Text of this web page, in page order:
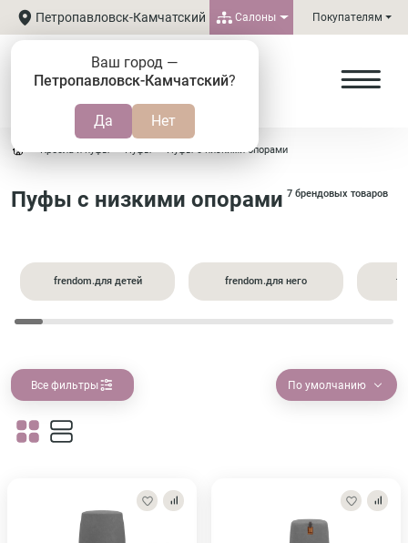
Петропавловск-Камчатский
Ваш город —
Петропавловск-Камчатский?
Салоны Покупателям
Кресла и пуфы Пуфы Пуфы с низкими опорами
Пуфы с низкими опорами 7 брендовых товаров
frendom.для детей frendom.для него
Все фильтры По умолчанию